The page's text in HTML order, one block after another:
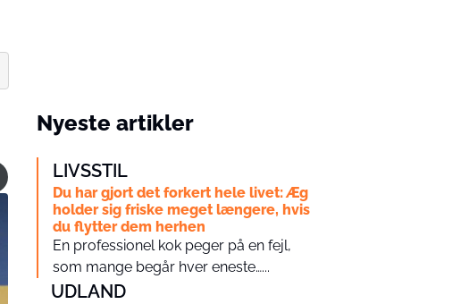
Nyeste artikler
LIVSSTIL
Du har gjort det forkert hele livet: Æg
holder sig friske meget længere, hvis
du flytter dem herhen
En professionel kok peger på en fejl,
som mange begår hver eneste…...
UDLAND